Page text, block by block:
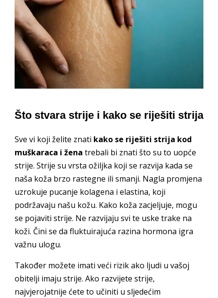
Što stvara strije i kako se riješiti strija
Sve vi koji želite znati kako se riješiti strija kod
muškaraca i žena trebali bi znati što su to uopće
strije. Strije su vrsta ožiljka koji se razvija kada se
naša koža brzo rastegne ili smanji. Nagla promjena
uzrokuje pucanje kolagena i elastina, koji
podržavaju našu kožu. Kako koža zacjeljuje, mogu
se pojaviti strije. Ne razvijaju svi te uske trake na
koži. Čini se da fluktuirajuća razina hormona igra
važnu ulogu.
Također možete imati veći rizik ako ljudi u vašoj
obitelji imaju strije. Ako razvijete strije,
najvjerojatnije ćete to učiniti u sljedećim